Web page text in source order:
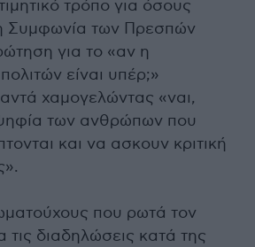
τρόπο για όσους
Συμφωνία των Πρεσπών
για το «αν η
είναι υπέρ;»
χαμογελώντας «ναι,
των ανθρώπων που
και να ασκουν κριτική
που ρωτά τον
τις διαδηλώσεις κατά της